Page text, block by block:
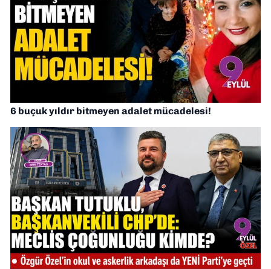
6 buçuk yıldır bitmeyen adalet mücadelesi!